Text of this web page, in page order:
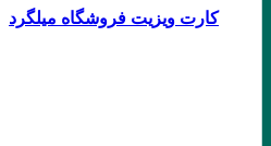
کارت ویزیت فروشگاه میلگرد